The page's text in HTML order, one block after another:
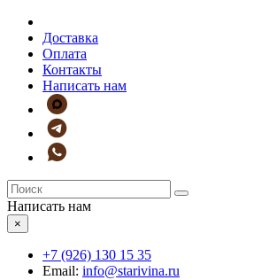
Доставка
Оплата
Контакты
Написать нам
Написать нам
×
+7 (926) 130 15 35
Email: info@starivina.ru